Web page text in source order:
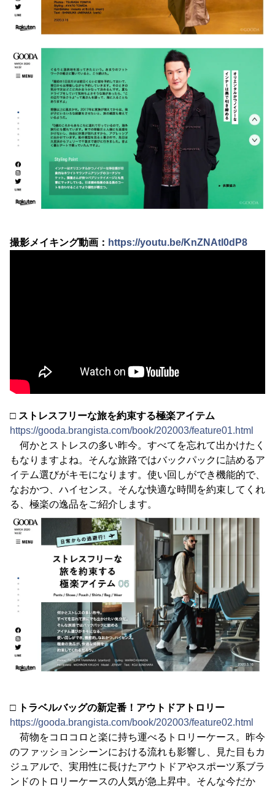
撮影メイキング動画： https://youtu.be/KnZNAtl0dP8
□ ストレスフリーな旅を約束する極楽アイテム
https://gooda.brangista.com/book/202003/feature01.html
何かとストレスの多い昨今。すべてを忘れて出かけたく
もなりますよね。そんな旅路ではバックパックに詰めるア
イテム選びがキモになります。使い回しができ機能的で、
なおかつ、ハイセンス。そんな快適な時間を約束してくれ
る、極楽の逸品をご紹介します。
□ トラベルバッグの新定番！アウトドアトロリー
https://gooda.brangista.com/book/202003/feature02.html
荷物をコロコロと楽に持ち運べるトロリーケース。昨今
のファッションシーンにおける流れも影響し、見た目もカ
ジュアルで、実用性に長けたアウトドアやスポーツ系ブラ
ンドのトロリーケースの人気が急上昇中。そんな今だか